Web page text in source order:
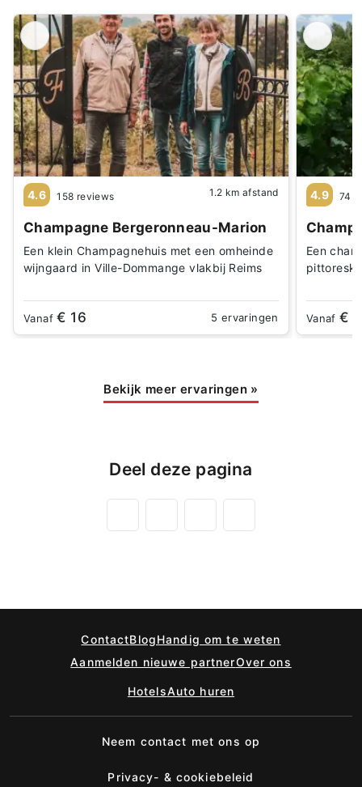
4.6 158 reviews 1.2 km afstand
Champagne Bergeronneau-Marion
Een klein Champagnehuis met een omheinde
wijngaard in Ville-Dommange vlakbij Reims
Vanaf€ 16 5 ervaringen
4.9 74
Een
Vanaf€
Bekijk meer ervaringen »
Deel deze pagina
ContactBlogHandig om te weten
Aanmelden nieuwe partnerOver ons
HotelsAuto huren
Neem contact met ons op
Privacy- & cookiebeleid